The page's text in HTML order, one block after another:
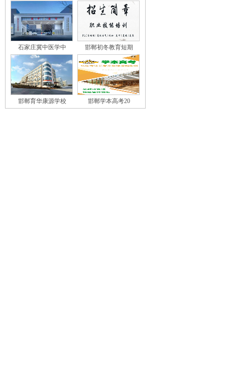
石家庄冀中医学中 邯郸初冬教育短期
邯郸育华康源学校 邯郸学本高考20